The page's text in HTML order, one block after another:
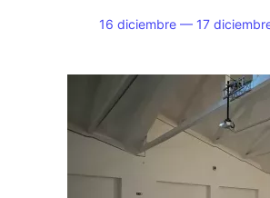
16 diciembre — 17